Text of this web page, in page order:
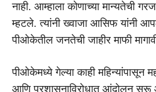
नाही. आम्हाला कोणाच्या मान्यतेची
म्हटले. त्यांनी ख्वाजा आसिफ यांनी
पीओकेतील जनतेची जाहीर माफी
पीओकेमध्ये गेल्या काही महिन्यांपासून
आणि प्रशासनाविरोधात आंदोलन